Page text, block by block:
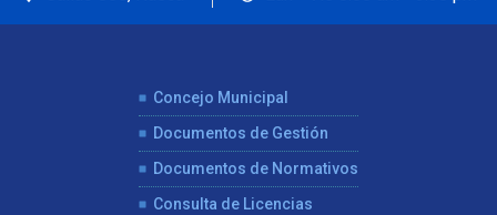
Concejo Municipal
Documentos de Gestión
Documentos de Normativos
Consulta de Licencias